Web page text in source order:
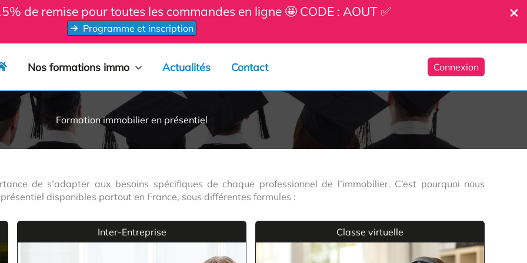
de remise pour toutes les commandes en ligne 🤩 CODE : AOUT ✅
Programme et inscription
Nos formations immo Actualités Contact Connexion
Formation immobilier en présentiel
de s’adapter aux besoins spécifiques de chaque professionnel de l’immobilier. C’est pourquoi nous
disponibles partout en France, sous différentes formules :
Inter-Entreprise Classe virtuelle